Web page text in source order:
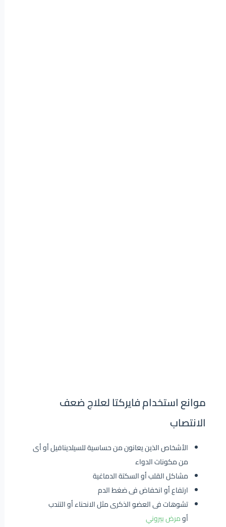
موانع استخدام فايركتا لعلاج ضعف
الانتصاب
الأشخاص الذين يعانون من حساسية للسيلدينافيل أو أى
من مكونات الدواء
مشاكل القلب أو السكتة الدماغية
ارتفاع أو انخفاض فى ضغط الدم
تشوهات فى العضو الذكرى مثل الانحناء أو التندب
أومرض بيروني